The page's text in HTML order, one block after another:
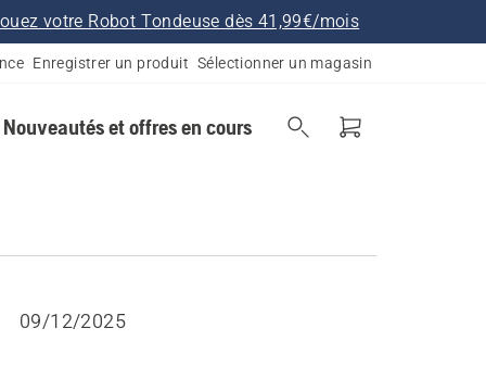
votre Robot Tondeuse dès 41,99€/mois
Enregistrer un produit Sélectionner un magasin
Nouveautés et offres en cours
09/12/2025